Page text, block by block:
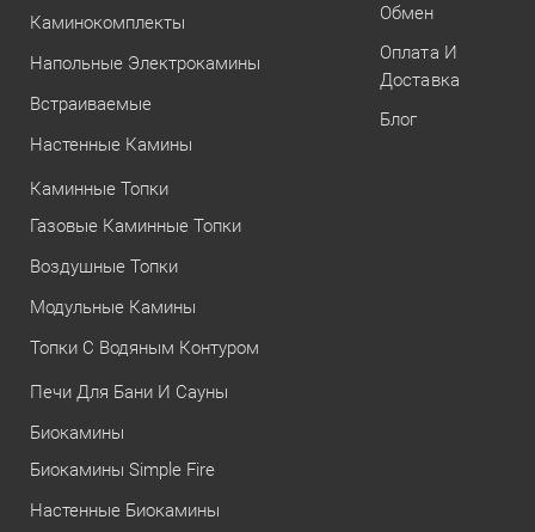
Каминокомплекты
Напольные Электрокамины
Встраиваемые
Настенные Камины
Каминные Топки
Газовые Каминные Топки
Воздушные Топки
Модульные Камины
Топки С Водяным Контуром
Печи Для Бани И Сауны
Биокамины
Биокамины Simple Fire
Настенные Биокамины
Обмен
Оплата И
Доставка
Блог